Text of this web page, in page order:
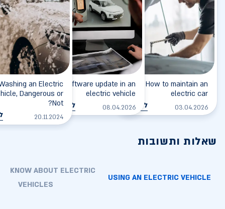
How to maintain an
electric car
03.04.2026 לקריאה
Software update in an
electric vehicle
08.04.2026 לקריאה
an Electric
Dangerous or
Not?
20.11.2024
שאלות ותשובות
USING AN ELECTRIC VEHICLE
KNOW ABOUT ELECTRIC
VEHICLES